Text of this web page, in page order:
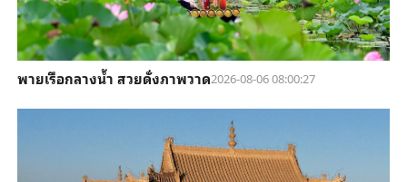
พายเรือกลางน้ำ สวยดั่งภาพวาด2026-08-06 08:00:27